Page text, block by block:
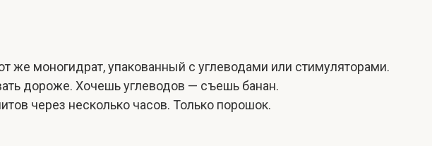
же моногидрат, упакованный с углеводами или стимуляторами.
дороже. Хочешь углеводов — съешь банан.
через несколько часов. Только порошок.